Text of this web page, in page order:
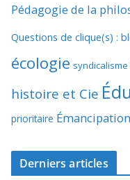
Pédagogie de la
Questions de clique(s) :
écologie syndicalisme
histoire et Cie
prioritaire
Derniers articles